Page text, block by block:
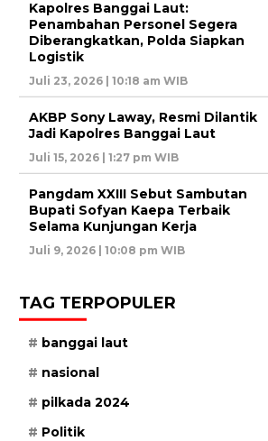
Kapolres Banggai Laut:
Penambahan Personel Segera
Diberangkatkan, Polda Siapkan
Logistik
Juli 23, 2026 | 10:18 am WIB
AKBP Sony Laway, Resmi Dilantik
Jadi Kapolres Banggai Laut
Juli 15, 2026 | 1:27 pm WIB
Pangdam XXIII Sebut Sambutan
Bupati Sofyan Kaepa Terbaik
Selama Kunjungan Kerja
Juli 9, 2026 | 10:08 pm WIB
TAG TERPOPULER
banggai laut
nasional
pilkada 2024
Politik